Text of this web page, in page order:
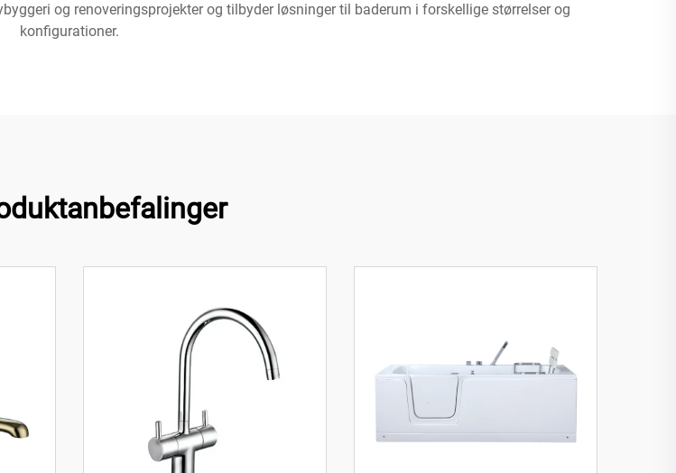
og renoveringsprojekter og tilbyder løsninger til baderum i forskellige størrelser og
konfigurationer.